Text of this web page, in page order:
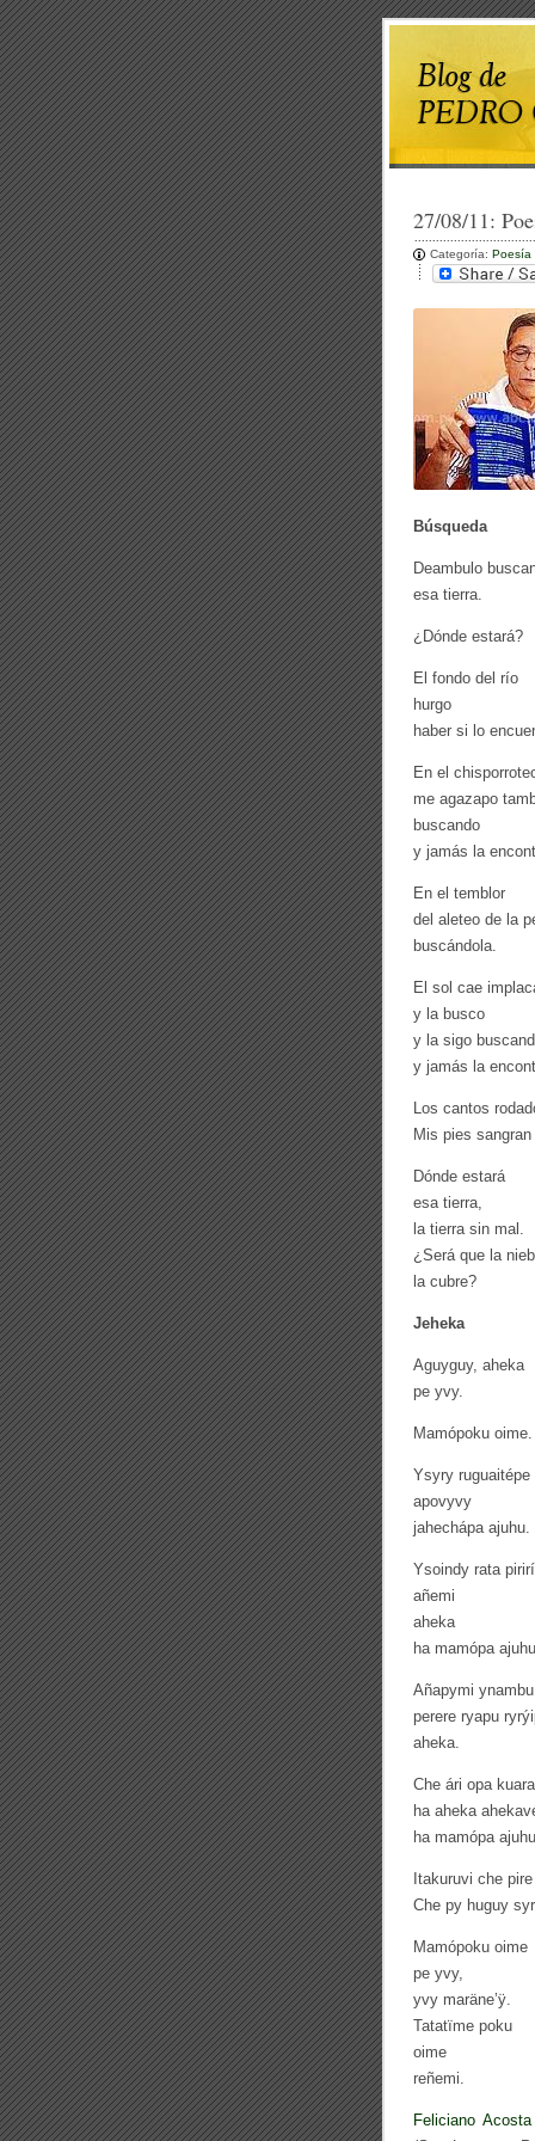
27/08/11:
Categoría: Poesía
Búsqueda
Deambulo
esa tierra.
¿Dónde estará?
El fondo del río
hurgo
haber si lo
En el
me agazapo
buscando
y jamás la
En el temblor
del aleteo de la
buscándola.
El sol cae
y la busco
y la sigo
y jamás la
Los cantos
Mis pies
Dónde estará
esa tierra,
la tierra sin mal.
¿Será que la
la cubre?
Jeheka
Aguyguy, aheka
pe yvy.
Mamópoku oime.
Ysyry ruguaitépe
apovyvy
jahechápa ajuhu.
Ysoindy rata
añemi
aheka
ha mamópa
Añapymi ynambu
perere ryapu
aheka.
Che ári opa
ha aheka
ha mamópa
Itakuruvi che pire
Che py huguy
Mamópoku oime
pe yvy,
yvy maräne’ÿ.
Tatatïme poku
oime
reñemi.
Feliciano Acosta